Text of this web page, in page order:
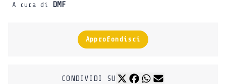
A cura di DMF
Approfondisci
CONDIVIDI SU